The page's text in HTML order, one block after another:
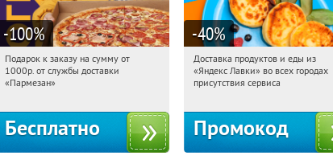
-100%
14:36:52 Получили:
Екатеринбург, проспект Академика
Подарок к заказу на сумму от
1000р. от службы доставки
«Пармезан»
Бесплатно
-40%
14:36:52 Получили:
Россия
Доставка продуктов и еды из
«Яндекс Лавки» во всех городах
присутствия сервиса
Промокод